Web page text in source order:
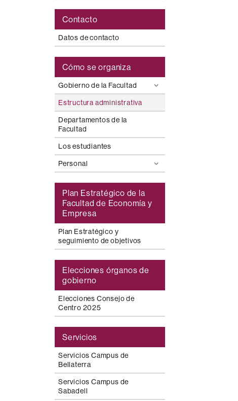
Contacto
Datos de contacto
Cómo se organiza
Gobierno de la Facultad
Estructura administrativa
Departamentos de la
Facultad
Los estudiantes
Personal
Plan Estratégico de la
Facultad de Economía y
Empresa
Plan Estratégico y
seguimiento de objetivos
Elecciones órganos de
gobierno
Elecciones Consejo de
Centro 2025
Servicios
Servicios Campus de
Bellaterra
Servicios Campus de
Sabadell